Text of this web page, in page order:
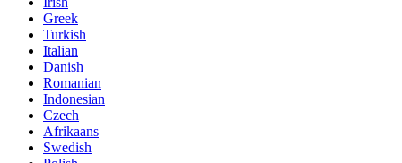
Greek
Turkish
Italian
Danish
Romanian
Indonesian
Czech
Afrikaans
Swedish